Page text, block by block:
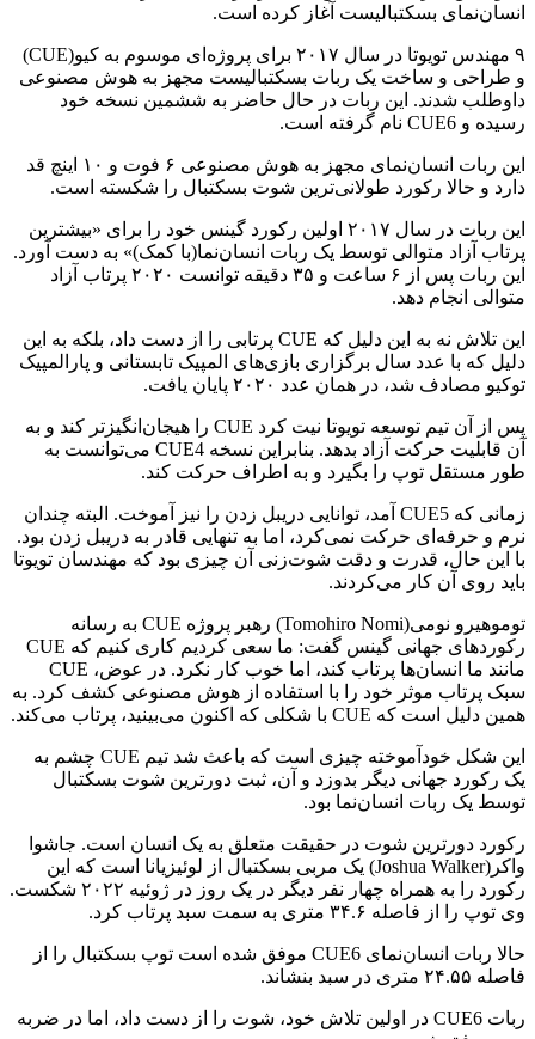
انسان‌نمای بسکتبالیست آغاز کرده است.
۹ مهندس تویوتا در سال ۲۰۱۷ برای پروژه‌ای موسوم به کیو(CUE)
و طراحی و ساخت یک ربات بسکتبالیست مجهز به هوش مصنوعی
داوطلب شدند. این ربات در حال حاضر به ششمین نسخه خود
رسیده و CUE6 نام گرفته است.
این ربات انسان‌نمای مجهز به هوش مصنوعی ۶ فوت و ۱۰ اینچ قد
دارد و حالا رکورد طولانی‌ترین شوت بسکتبال را شکسته است.
این ربات در سال ۲۰۱۷ اولین رکورد گینس خود را برای «بیشترین
پرتاب آزاد متوالی توسط یک ربات انسان‌نما(با کمک)» به دست آورد.
این ربات پس از ۶ ساعت و ۳۵ دقیقه توانست ۲۰۲۰ پرتاب آزاد
متوالی انجام دهد.
این تلاش نه به این دلیل که CUE پرتابی را از دست داد، بلکه به این
دلیل که با عدد سال برگزاری بازی‌های المپیک تابستانی و پارالمپیک
توکیو مصادف شد، در همان عدد ۲۰۲۰ پایان یافت.
پس از آن تیم توسعه تویوتا نیت کرد CUE را هیجان‌انگیزتر کند و به
آن قابلیت حرکت آزاد بدهد. بنابراین نسخه CUE4 می‌توانست به
‌طور مستقل توپ را بگیرد و به اطراف حرکت کند.
زمانی که CUE5 آمد، توانایی دریبل زدن را نیز آموخت. البته چندان
نرم و حرفه‌ای حرکت نمی‌کرد، اما به تنهایی قادر به دریبل زدن بود.
با این حال، قدرت و دقت شوت‌زنی آن چیزی بود که مهندسان تویوتا
باید روی آن کار می‌کردند.
توموهیرو نومی(Tomohiro Nomi) رهبر پروژه CUE به رسانه
رکوردهای جهانی گینس گفت: ما سعی کردیم کاری کنیم که CUE
مانند ما انسان‌ها پرتاب کند، اما خوب کار نکرد. در عوض، CUE
سبک پرتاب موثر خود را با استفاده از هوش مصنوعی کشف کرد. به
همین دلیل است که CUE با شکلی که اکنون می‌بینید، پرتاب می‌کند.
این شکل خودآموخته چیزی است که باعث شد تیم CUE چشم به
یک رکورد جهانی دیگر بدوزد و آن، ثبت دورترین شوت بسکتبال
توسط یک ربات انسان‌نما بود.
رکورد دورترین شوت در حقیقت متعلق به یک انسان است. جاشوا
واکر(Joshua Walker) یک مربی بسکتبال از لوئیزیانا است که این
رکورد را به همراه چهار نفر دیگر در یک روز در ژوئیه ۲۰۲۲ شکست.
وی توپ را از فاصله ۳۴.۶ متری به سمت سبد پرتاب کرد.
حالا ربات انسان‌نمای CUE6 موفق شده است توپ بسکتبال را از
فاصله ۲۴.۵۵ متری در سبد بنشاند.
ربات CUE6 در اولین تلاش خود، شوت را از دست داد، اما در ضربه